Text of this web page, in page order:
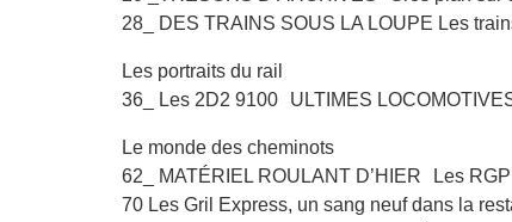
28_ DES TRAINS SOUS LA LOUPE Les
Les portraits du rail
36_ Les 2D2 9100 ULTIMES
Le monde des cheminots
62_ MATÉRIEL ROULANT D’HIER Les
70 Les Gril Express, un sang neuf dans la